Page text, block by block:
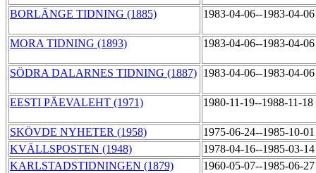
BORLÄNGE TIDNING (1885) 1983-04-06--1983-04-
MORA TIDNING (1893) 1983-04-06--1983-04-
SÖDRA DALARNES TIDNING (1887) 1983-04-06--1983-04-
EESTI PÄEVALEHT (1971) 1980-11-19--1988-11-18
SKÖVDE NYHETER (1958)
1975-06-24--1985-10-
KVÄLLSPOSTEN (1948)
1978-04-16--1985-03-
KARLSTADSTIDNINGEN (1879)
1960-05-07--1985-06-